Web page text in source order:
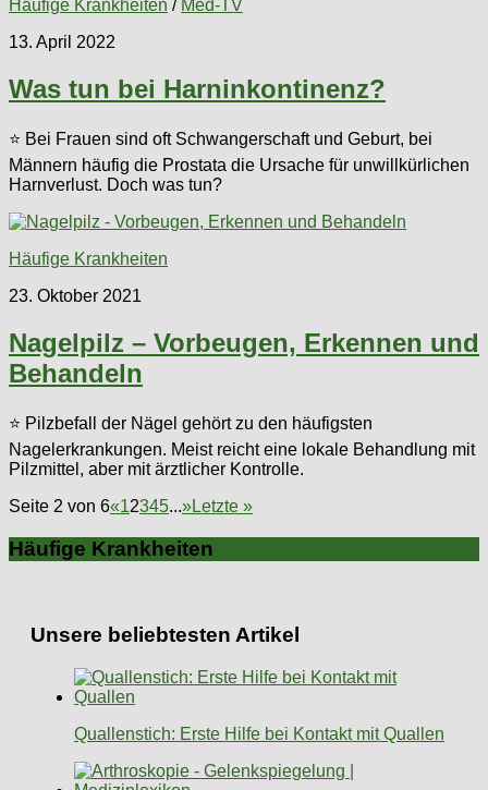
Häufige Krankheiten / Med-TV
13. April 2022
Was tun bei Harninkontinenz?
⭐ Bei Frauen sind oft Schwangerschaft und Geburt, bei
Männern häufig die Prostata die Ursache für unwillkürlichen
Harnverlust. Doch was tun?
Häufige Krankheiten
23. Oktober 2021
Nagelpilz – Vorbeugen, Erkennen und
Behandeln
⭐ Pilzbefall der Nägel gehört zu den häufigsten
Nagelerkrankungen. Meist reicht eine lokale Behandlung mit
Pilzmittel, aber mit ärztlicher Kontrolle.
Seite 2 von 6«12345...»Letzte »
Häufige Krankheiten
Unsere beliebtesten Artikel
Quallenstich: Erste Hilfe bei Kontakt mit Quallen